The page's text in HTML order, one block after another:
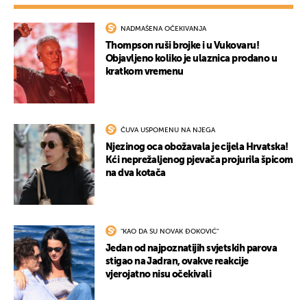
NADMAŠENA OČEKIVANJA
Thompson ruši brojke i u Vukovaru!
Objavljeno koliko je ulaznica prodano u
kratkom vremenu
ČUVA USPOMENU NA NJEGA
Njezinog oca obožavala je cijela Hrvatska!
Kći neprežaljenog pjevača projurila špicom
na dva kotača
"KAO DA SU NOVAK ĐOKOVIĆ"
Jedan od najpoznatijih svjetskih parova
stigao na Jadran, ovakve reakcije
vjerojatno nisu očekivali